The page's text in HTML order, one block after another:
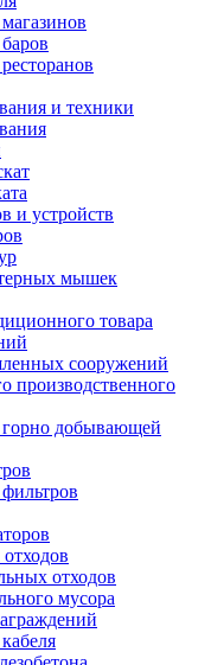
и техники
и устройств
мышек
товара
сооружений
производственного
горно добывающей
отходов
мусора